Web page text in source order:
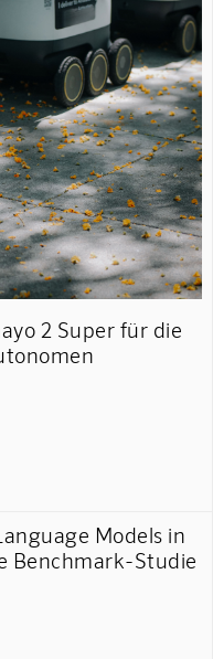
2 Super für die
Models in
Benchmark-Studie